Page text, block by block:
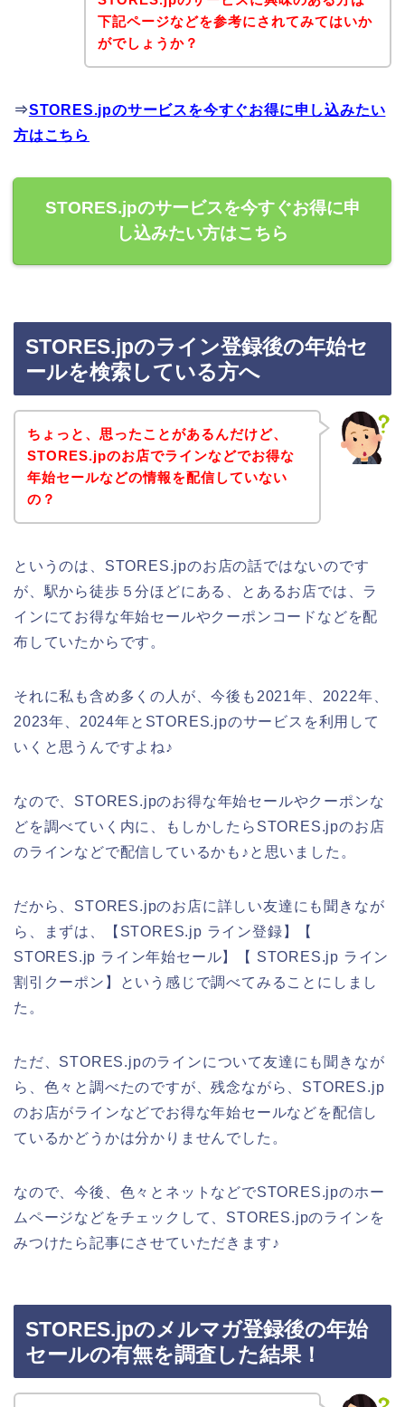
下記ページなどを参考にされてみてはいか
がでしょうか？
⇒STORES.jpのサービスを今すぐお得に申し込みたい
方はこちら
STORES.jpのサービスを今すぐお得に申
し込みたい方はこちら
STORES.jpのライン登録後の年始セ
ールを検索している方へ
ちょっと、思ったことがあるんだけど、
STORES.jpのお店でラインなどでお得な
年始セールなどの情報を配信していない
の？
というのは、STORES.jpのお店の話ではないのです
が、駅から徒歩５分ほどにある、とあるお店では、ラ
インにてお得な年始セールやクーポンコードなどを配
布していたからです。
それに私も含め多くの人が、今後も2021年、2022年、
2023年、2024年とSTORES.jpのサービスを利用して
いくと思うんですよね♪
なので、STORES.jpのお得な年始セールやクーポンな
どを調べていく内に、もしかしたらSTORES.jpのお店
のラインなどで配信しているかも♪と思いました。
だから、STORES.jpのお店に詳しい友達にも聞きなが
ら、まずは、【STORES.jp ライン登録】【
STORES.jp ライン年始セール】【 STORES.jp ライン
割引クーポン】という感じで調べてみることにしまし
た。
ただ、STORES.jpのラインについて友達にも聞きなが
ら、色々と調べたのですが、残念ながら、STORES.jp
のお店がラインなどでお得な年始セールなどを配信し
ているかどうかは分かりませんでした。
なので、今後、色々とネットなどでSTORES.jpのホー
ムページなどをチェックして、STORES.jpのラインを
みつけたら記事にさせていただきます♪
STORES.jpのメルマガ登録後の年始
セールの有無を調査した結果！